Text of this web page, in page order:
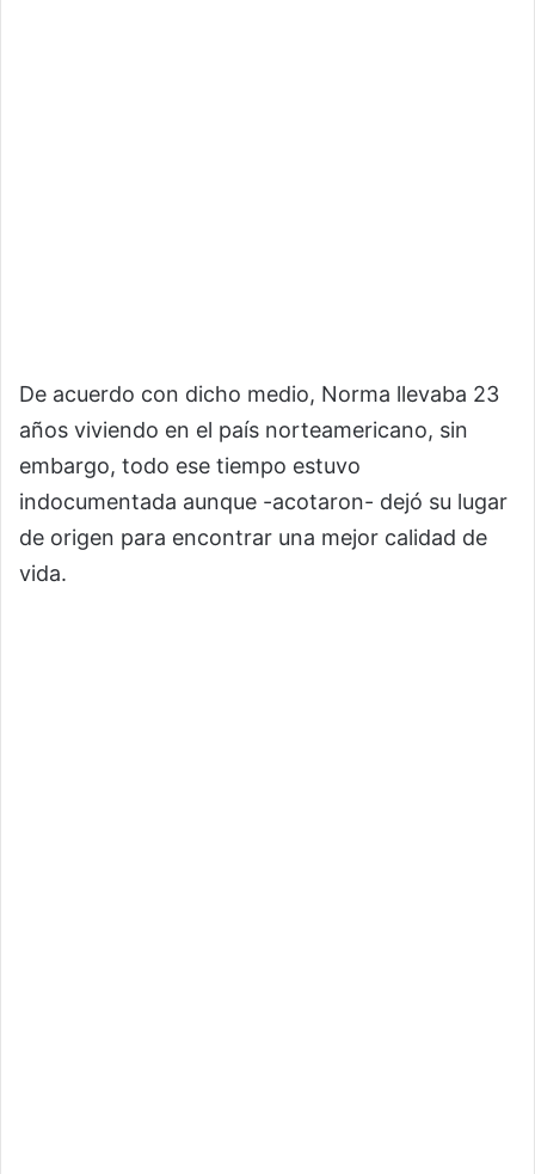
De acuerdo con dicho medio, Norma llevaba 23
años viviendo en el país norteamericano, sin
embargo, todo ese tiempo estuvo
indocumentada aunque -acotaron- dejó su lugar
de origen para encontrar una mejor calidad de
vida.